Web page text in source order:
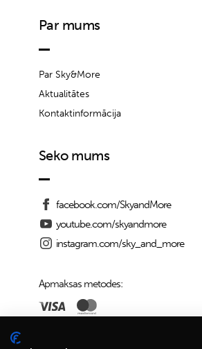
Par mums
Par Sky&More
Aktualitātes
Kontaktinformācija
Seko mums
facebook.com/SkyandMore
youtube.com/skyandmore
instagram.com/sky_and_more
Apmaksas metodes: